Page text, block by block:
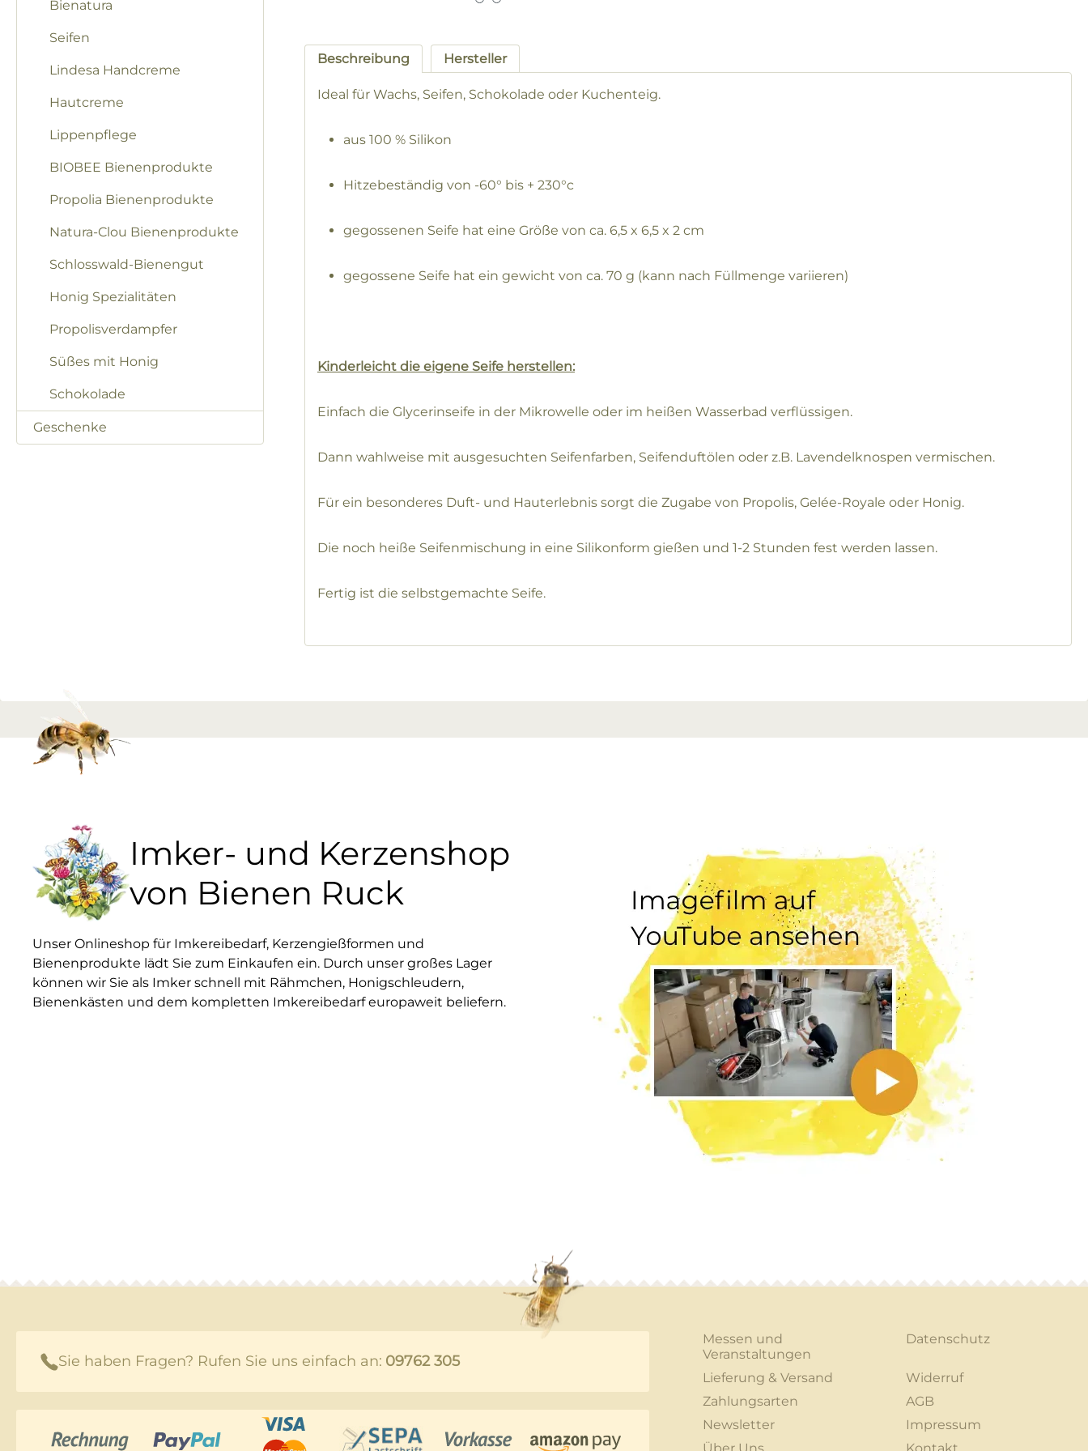
Bienatura
Seifen
Lindesa Handcreme
Hautcreme
Lippenpflege
BIOBEE Bienenprodukte
Propolia Bienenprodukte
Natura-Clou Bienenprodukte
Schlosswald-Bienengut
Honig Spezialitäten
Propolisverdampfer
Süßes mit Honig
Schokolade
Geschenke
Beschreibung Hersteller
Ideal für Wachs, Seifen, Schokolade oder Kuchenteig.
aus 100 % Silikon
Hitzebeständig von -60° bis + 230°c
gegossenen Seife hat eine Größe von ca. 6,5 x 6,5 x 2 cm
gegossene Seife hat ein gewicht von ca. 70 g (kann nach Füllmenge variieren)
Kinderleicht die eigene Seife herstellen:
Einfach die Glycerinseife in der Mikrowelle oder im heißen Wasserbad verflüssigen.
Dann wahlweise mit ausgesuchten Seifenfarben, Seifenduftölen oder z.B. Lavendelknospen vermischen.
Für ein besonderes Duft- und Hauterlebnis sorgt die Zugabe von Propolis, Gelée-Royale oder Honig.
Die noch heiße Seifenmischung in eine Silikonform gießen und 1-2 Stunden fest werden lassen.
Fertig ist die selbstgemachte Seife.
Imker- und Kerzenshop
von Bienen Ruck
Unser Onlineshop für Imkereibedarf, Kerzengießformen und
Bienenprodukte lädt Sie zum Einkaufen ein. Durch unser großes Lager
können wir Sie als Imker schnell mit Rähmchen, Honigschleudern,
Bienenkästen und dem kompletten Imkereibedarf europaweit beliefern.
Sie haben Fragen? Rufen Sie uns einfach an: 09762 305
Messen und
Veranstaltungen
Datenschutz
Lieferung & Versand
Widerruf
Zahlungsarten
AGB
Newsletter
Impressum